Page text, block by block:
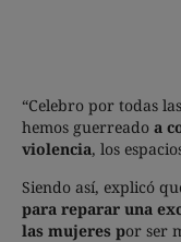
“Celebro por todas
hemos guerreado a
violencia, los
Siendo así, explicó
para reparar una
las mujeres por ser